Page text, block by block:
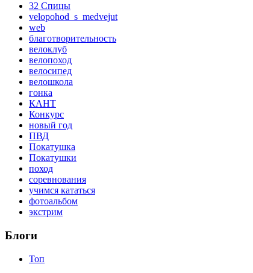
32 Спицы
velopohod_s_medvejut
web
благотворительность
велоклуб
велопоход
велосипед
велошкола
гонка
КАНТ
Конкурс
новый год
ПВД
Покатушка
Покатушки
поход
соревнования
учимся кататься
фотоальбом
экстрим
Блоги
Топ